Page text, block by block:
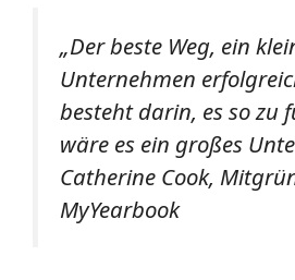
„Der beste Weg, ein
Unternehmen
besteht darin, es so zu
wäre es ein großes
Catherine Cook,
MyYearbook